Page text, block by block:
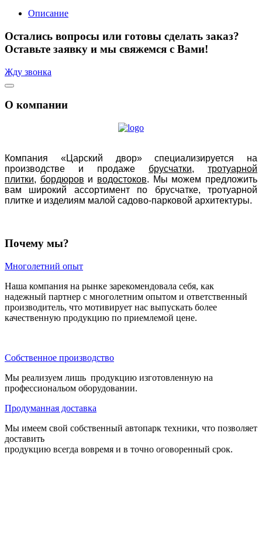
Описание
Остались вопросы или готовы сделать заказ?
Оставьте заявку и мы свяжемся с Вами!
Жду звонка
О компании
Компания «Царский двор» специализируется на
производстве и продаже брусчатки, тротуарной
плитки, бордюров и водостоков. Мы можем предложить
вам широкий ассортимент по брусчатке, тротуарной
плитке и изделиям малой садово-парковой архитектуры.
Почему мы?
Многолетний опыт
Наша компания на рынке зарекомендовала себя, как
надежный партнер с многолетним опытом и ответственный
производитель, что мотивирует нас выпускать более
качественную продукцию по приемлемой цене.
Собственное производство
Мы реализуем лишь продукцию изготовленную на
профессиональом оборудовании.
Продуманная доставка
Мы имеем свой собственный автопарк техники, что позволяет
доставить
продукцию всегда вовремя и в точно оговоренный срок.